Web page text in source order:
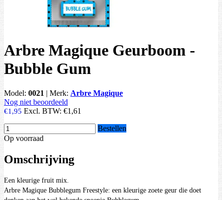
Arbre Magique Geurboom -
Bubble Gum
Model: 0021 | Merk: Arbre Magique
Nog niet beoordeeld
€1,95 Excl. BTW: €1,61
Bestellen
Op voorraad
Omschrijving
Een kleurige fruit mix.
Arbre Magique Bubblegum Freestyle: een kleurige zoete geur die doet